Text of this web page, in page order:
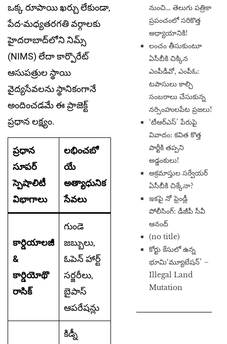
ఒక్క రూపాయి ఖర్చు లేకుండా,
పేద-మధ్యతరగతి వర్గాలకు
హైదరాబాద్‌లోని నిమ్స్
(NIMS) లేదా కార్పొరేట్
ఆసుపత్రుల స్థాయి
వైద్యసేవలను స్థానికంగానే
అందించడమే ఈ ప్రాజెక్ట్
ప్రధాన లక్ష్యం.
ప్రధాన
సూపర్
స్పెషాలిటీ
విభాగాలు
లభించబో
యే
అత్యాధునిక
సేవలు
కార్డియాలజీ
&
కార్డియోథొ
రాసిక్
గుండె
జబ్బులు,
ఓపెన్ హార్ట్
సర్జరీలు,
బైపాస్
ఆపరేషన్లు
కిడ్నీ
నుంచి… తెలుగు పత్రికా
ప్రపంచంలో సరికొత్త
అధ్యాయానికి!
​లంచం తీసుకుంటూ
ఏసీబీకి చిక్కిన
ఎంపీడీవో, ఎంపీఓ:
టపాసులు కాల్చి
సంబరాలు చేసుకున్న
నర్సింహులపేట ప్రజలు!
‘టీఆర్ఎస్’ పేరుపై
వివాదం: కవిత కొత్త
పార్టీకి తప్పని
అడ్డంకులు!
అక్రమాస్తుల సర్వేయర్
ఏసీబీకి చిక్కేనా?
ఇకపై నో ఫ్రెండ్లీ
పోలీసింగ్: డీజీపీ సీవీ
ఆనంద్
(no title)
​కోర్టు కేసులో ఉన్న
భూమి‘మ్యూటేషన్’ –
Illegal Land
Mutation